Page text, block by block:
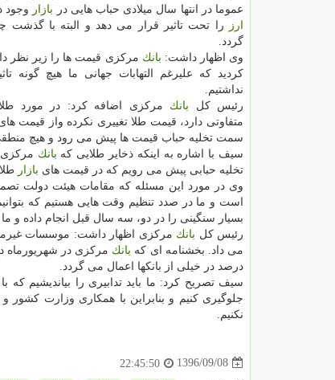
عموما در انتها سال میلادی حباب هایی در بازار
وجود
ارز
را تحت تاثیر قرار می دهد و البته با گذشت
گردد.
وی اظهار داشت: بانك مركزی قیمت ها را زیر نظر
كردید كه علیرغم التهابات جهانی ما هیچ گونه
نداشتیم.
رئیس كل بانك مركزی اضافه كرد: در مورد
متفاوتی دارد، قیمت طلا تغییری نكرده واز قیمت
سمت تخلیه حباب قیمت ها پیش می رود و هیچ
سیف با اشاره به اینكه ذخایر طلایی كه بانك مركزی
تخلیه حبابی پیش می رویم كه در قیمت های بازار
وی در مورد این مسئله كه مقامات هیئت دولت
است و ما در صدد تنظیم وقت هایی هستیم كه
بسیار سنگینی را در دو، سه سال قبل انجام داده و ما
رئیس كل بانك مركزی اظهار داشت: موسسات
می داد. بخشنامه ای كه بانك
درصد در خیلی از بانكها اعمال می گردد.
سیف تصریح كرد: ما باید تدابیری را بیاندیشیم
جلوگیری كنیم و بنابراین با همكاری وزارت كشور
نكنیم.
1396/09/08
22:45:50